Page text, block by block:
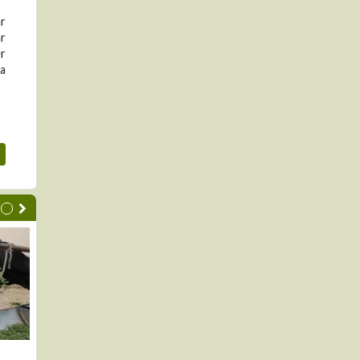
mercado para